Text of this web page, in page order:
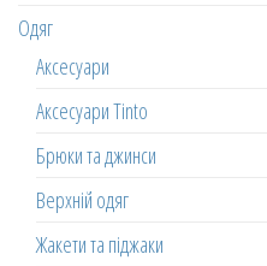
Одяг
Аксесуари
Аксесуари Tinto
Брюки та джинси
Верхній одяг
Жакети та піджаки